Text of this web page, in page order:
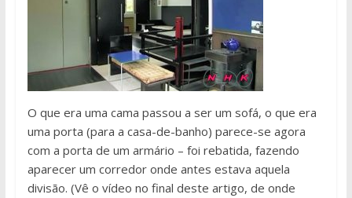
O que era uma cama passou a ser um sofá, o que era
uma porta (para a casa-de-banho) parece-se agora
com a porta de um armário – foi rebatida, fazendo
aparecer um corredor onde antes estava aquela
divisão. (Vê o vídeo no final deste artigo, de onde